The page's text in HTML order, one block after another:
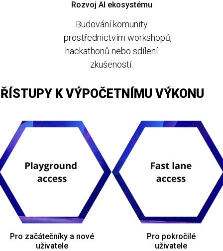
Rozvoj AI ekosystému
Budování komunity
prostřednictvím workshopů,
hackathonů nebo sdílení
zkušeností.
K VÝPOČETNÍMU VÝKONU
Pro začátečníky a nové
uživatele
Pro pokročilé
uživatele